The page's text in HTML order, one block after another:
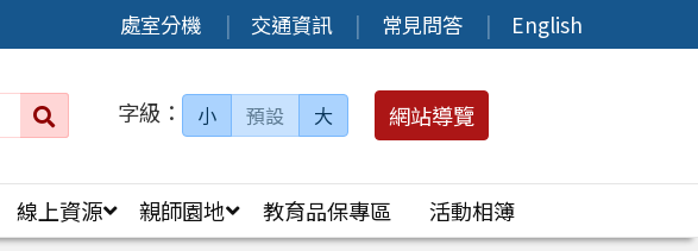
處室分機 交通資訊 常見問答 English
字級： 小 預設 大 網站導覽
線上資源 親師園地 教育品保專區
活動相簿